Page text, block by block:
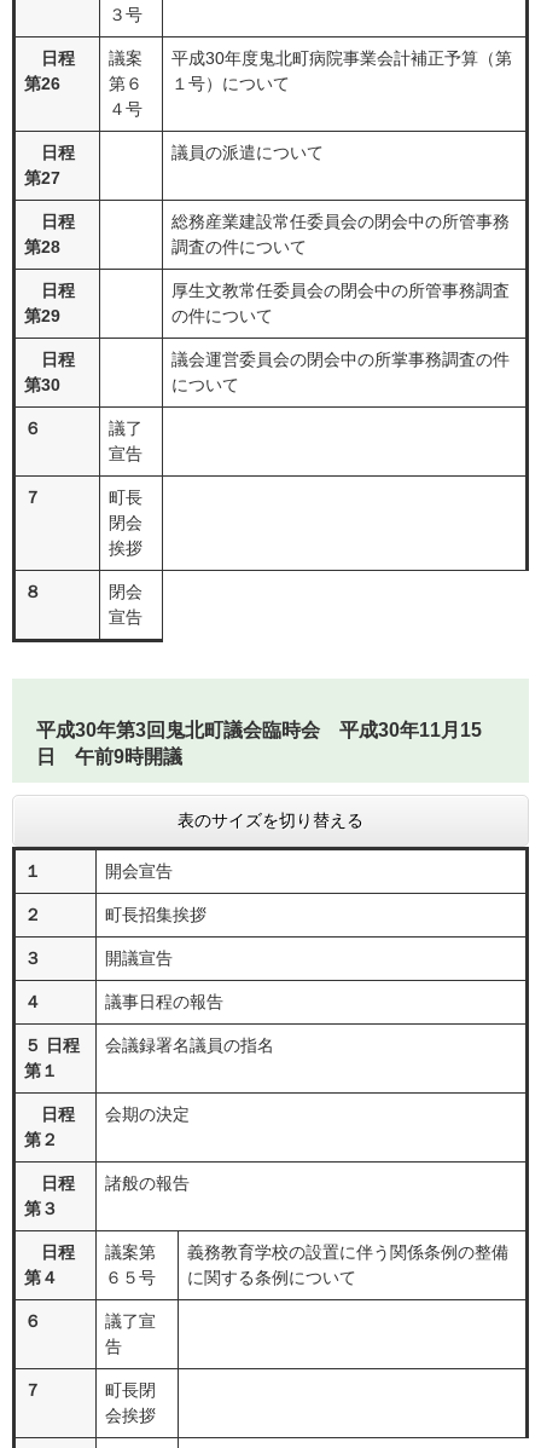
３号
日程
第26
議案
第６
４号
平成30年度鬼北町病院事業会計補正予算（第
１号）について
日程
第27
議員の派遣について
日程
第28
総務産業建設常任委員会の閉会中の所管事務
調査の件について
日程
第29
厚生文教常任委員会の閉会中の所管事務調査
の件について
日程
第30
議会運営委員会の閉会中の所掌事務調査の件
について
６
議了
宣告
７
町長
閉会
挨拶
８
閉会
宣告
平成30年第3回鬼北町議会臨時会 平成30年11月15
日 午前9時開議
表のサイズを切り替える
１ 開会宣告
２ 町長招集挨拶
３ 開議宣告
４ 議事日程の報告
５ 日程
第１
会議録署名議員の指名
日程
第２
会期の決定
日程
第３
諸般の報告
日程
第４
議案第
６５号
義務教育学校の設置に伴う関係条例の整備
に関する条例について
６
議了宣
告
７
町長閉
会挨拶